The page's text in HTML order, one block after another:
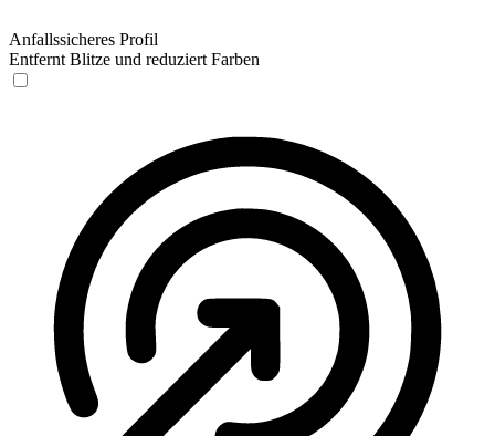
Anfallssicheres Profil
Entfernt Blitze und reduziert Farben